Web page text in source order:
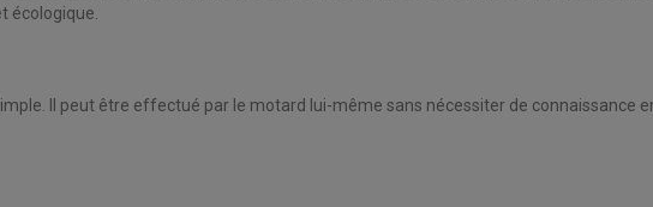
écologique.
Il peut être effectué par le motard lui-même sans nécessiter de connaissance